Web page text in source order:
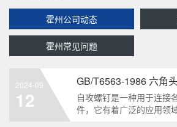
霍州公司动态
霍州常见问题
2024-09
12
GB/T6563-1986 六角
自攻螺钉是一种用于连接
件，它有着广泛的应用领